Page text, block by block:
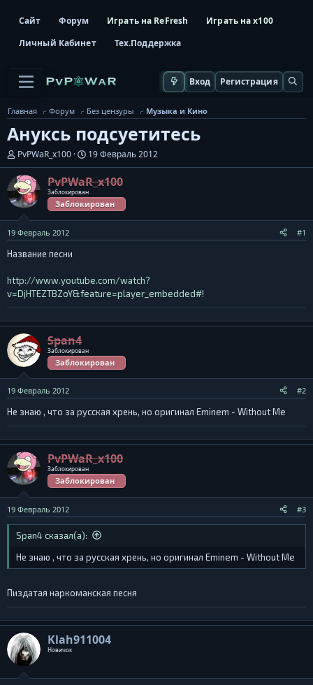
Сайт Форум Играть на ReFresh
Играть на x100
Личный Кабинет
Тех.Поддержка
Вход Регистрация
Главная Форум Без цензуры Музыка и Кино
Ануксь подсуетитесь
А
в
т
о
р
т
е
м
ы
PvPWaR_x100
Д
а
т
а
н
а
ч
л
19 Февраль 2012
PvPWaR_x100
Заблокирован
Заблокирован
19 Февраль 2012 #1
Название песни
http://www.youtube.com/watch?
v=DjHTEZTBZoY&feature=player_embedded#!
Span4
Заблокирован
Заблокирован
19 Февраль 2012 #2
Не знаю , что за русская хрень, но оригинал Eminem - Without Me
PvPWaR_x100
Заблокирован
Заблокирован
19 Февраль 2012 #3
Span4 сказал(а):
Не знаю , что за русская хрень, но оригинал Eminem - Without Me
Пиздатая наркоманская песня
Klah911004
Новичок